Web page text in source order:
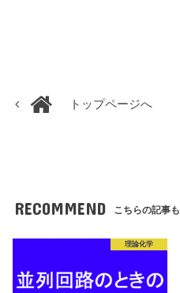
トップページへ
RECOMMEND こちらの記事も
理論化学